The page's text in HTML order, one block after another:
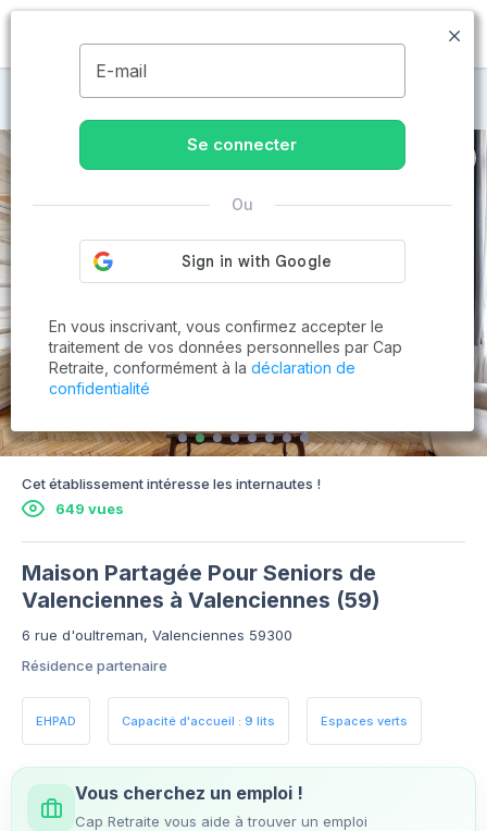
MENU
Maisons de retraite à Valenciennes
Cet établissement intéresse les internautes !
649 vues
Maison Partagée Pour Seniors de
Valenciennes à Valenciennes (59)
6 rue d'oultreman, Valenciennes 59300
Résidence partenaire
EHPAD Capacité d'accueil : 9 lits Espaces verts
Vous cherchez un emploi !
Cap Retraite vous aide à trouver un emploi
E-mail
Se connecter
Ou
En vous inscrivant, vous confirmez accepter le
traitement de vos données personnelles par Cap
Retraite, conformément à la déclaration de
confidentialité